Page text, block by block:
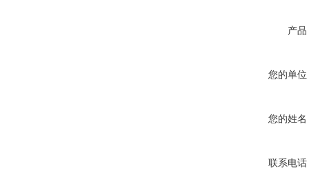
产品
您的单位
您的姓名
联系电话